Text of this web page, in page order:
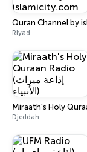
Quran Channel by
Riyad
Djeddah